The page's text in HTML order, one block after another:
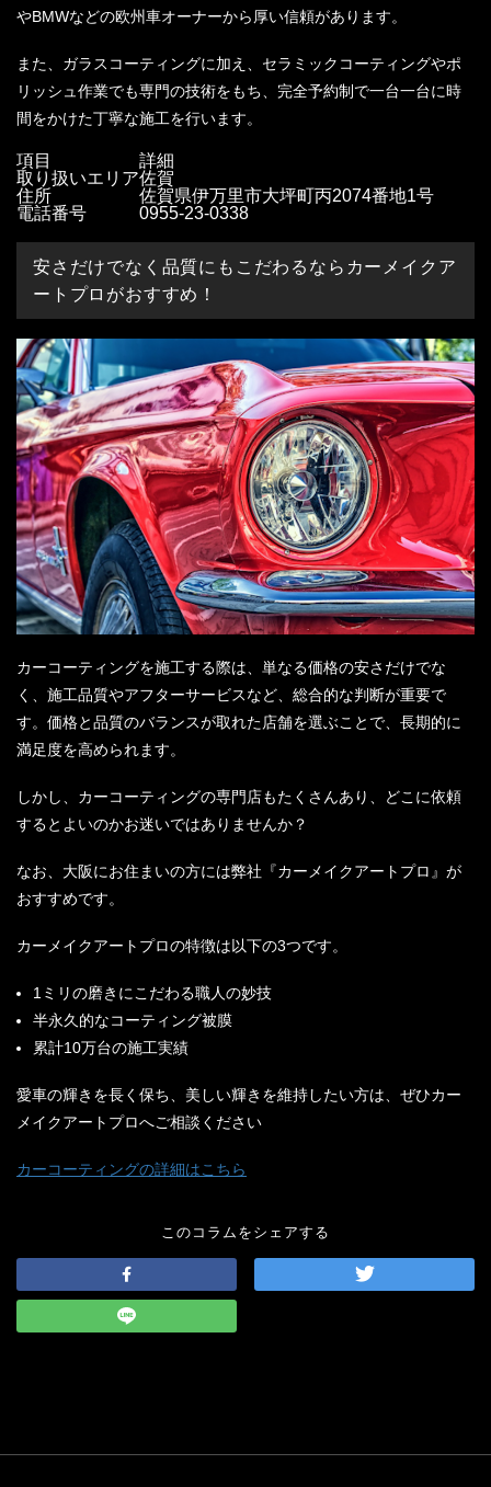
やBMWなどの欧州車オーナーから厚い信頼があります。
また、ガラスコーティングに加え、セラミックコーティングやポ
リッシュ作業でも専門の技術をもち、完全予約制で一台一台に時
間をかけた丁寧な施工を行います。
項目
詳細
取り扱いエリア佐賀
住所
佐賀県伊万里市大坪町丙2074番地1号
電話番号
0955-23-0338
安さだけでなく品質にもこだわるならカーメイクア
ートプロがおすすめ！
カーコーティングを施工する際は、単なる価格の安さだけでな
く、施工品質やアフターサービスなど、総合的な判断が重要で
す。価格と品質のバランスが取れた店舗を選ぶことで、長期的に
満足度を高められます。
しかし、カーコーティングの専門店もたくさんあり、どこに依頼
するとよいのかお迷いではありませんか？
なお、大阪にお住まいの方には弊社『カーメイクアートプロ』が
おすすめです。
カーメイクアートプロの特徴は以下の3つです。
1ミリの磨きにこだわる職人の妙技
半永久的なコーティング被膜
累計10万台の施工実績
愛車の輝きを長く保ち、美しい輝きを維持したい方は、ぜひカー
メイクアートプロへご相談ください
カーコーティングの詳細はこちら
このコラムをシェアする